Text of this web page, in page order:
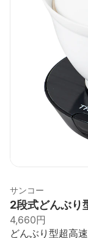
サンコー
2段式どんぶり
4,660円
どんぶり型超高